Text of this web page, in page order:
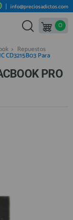
info@preciosadictos.com
0
> Repuestos
CD3215B03 Para
PRO